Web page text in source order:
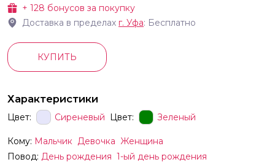
+ 128 бонусов за покупку
Доставка в пределах г. Уфа: Бесплатно
КУПИТЬ
Характеристики
Цвет: Сиреневый Цвет: Зеленый
Кому: Мальчик Девочка Женщина
Повод: День рождения 1-ый день рождения